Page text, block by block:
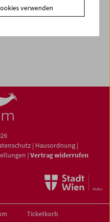
| Hausordnung |
| Vertrag widerrufen
Ticketkorb
verwenden